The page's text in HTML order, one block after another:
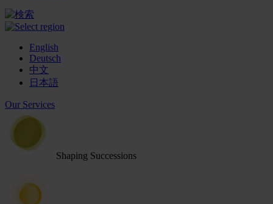
English
Deutsch
中文
日本語
Our Services
Shaping Successions